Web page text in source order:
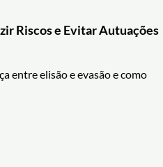
Riscos e Evitar Autuações
entre elisão e evasão e como